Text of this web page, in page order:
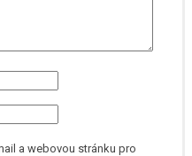
a webovou stránku pro